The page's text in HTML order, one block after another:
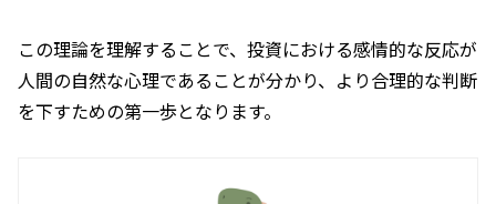
この理論を理解することで、投資における感情的な反応が
人間の自然な心理であることが分かり、より合理的な判断
を下すための第一歩となります。